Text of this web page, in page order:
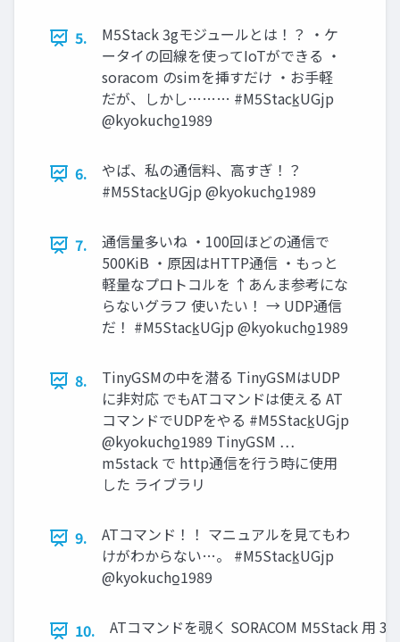
5.
M5Stack 3gモジュールとは！？ ・ケ
ータイの回線を使ってIoTができる ・
soracom のsimを挿すだけ ・お手軽
だが、しかし……… #M5Stack̲UGjp
@kyokucho̲1989
6.
やば、私の通信料、高すぎ！？
#M5Stack̲UGjp @kyokucho̲1989
7.
通信量多いね ・100回ほどの通信で
500KiB ・原因はHTTP通信 ・もっと
軽量なプロトコルを ↑あんま参考にな
らないグラフ 使いたい！ → UDP通信
だ！ #M5Stack̲UGjp @kyokucho̲1989
8.
TinyGSMの中を潜る TinyGSMはUDP
に非対応 でもATコマンドは使える AT
コマンドでUDPをやる #M5Stack̲UGjp
@kyokucho̲1989 TinyGSM …
m5stack で http通信を行う時に使用
した ライブラリ
9.
ATコマンド！！ マニュアルを見てもわ
けがわからない…。 #M5Stack̲UGjp
@kyokucho̲1989
10.
ATコマンドを覗く SORACOM M5Stack 用